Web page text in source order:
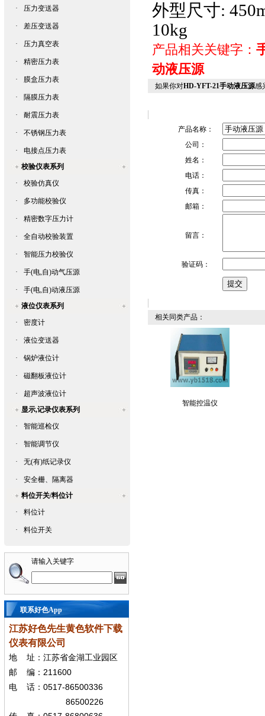
·
压力变送器
· 差压变送器
· 压力真空表
· 精密压力表
· 膜盒压力表
· 隔膜压力表
· 耐震压力表
· 不锈钢压力表
·
电接点压力表
校验仪表系列
·
校验仿真仪
· 多功能校验仪
· 精密数字压力计
· 全自动校验装置
· 智能压力校验仪
· 手(电,自)动气压源
·
手(电,自)动液压源
液位仪表系列
·
密度计
· 液位变送器
· 锅炉液位计
· 磁翻板液位计
·
超声波液位计
显示,记录仪表系列
·
智能巡检仪
· 智能调节仪
· 无(有)纸记录仪
·
安全栅、隔离器
料位开关/料位计
·
料位计
· 料位开关
请输入关键字
联系好色App
江苏好色先生黄色软件下载
仪表有限公司
地
址：江苏省金湖工业园区
邮
编： 211600
电 话： 0517-86500336
86500226
外型尺寸:
10kg
产品相关关键字：
动液压源
如果你对HD-YFT-21手动液压源感
产品名称：
公司：
姓名：
电话：
传真：
邮箱：
留言：
验证码：
相关同类产品：
智能控温仪